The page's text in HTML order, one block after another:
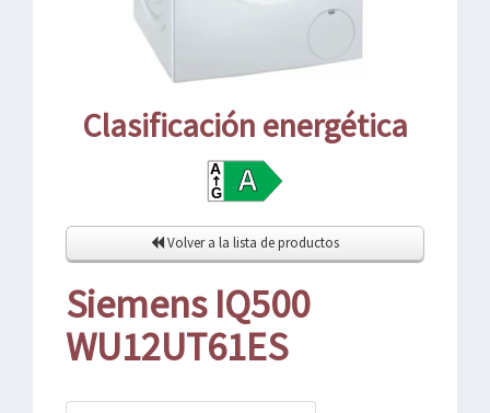
Clasificación energética
Volver a la lista de productos
Siemens IQ500
WU12UT61ES